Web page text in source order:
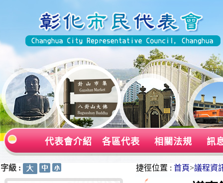
代表會介紹 各區代表 相關法規 訊
字級 : 捷徑位置 : 首頁>議程資